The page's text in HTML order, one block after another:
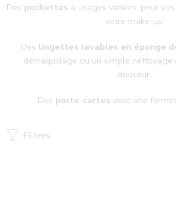
Des pochettes à usages variées, pour
votre make-up.
Des lingettes lavables en éponge
démaquillage ou un simple nettoyage
douceur.
Des porte-cartes avec une
Filters